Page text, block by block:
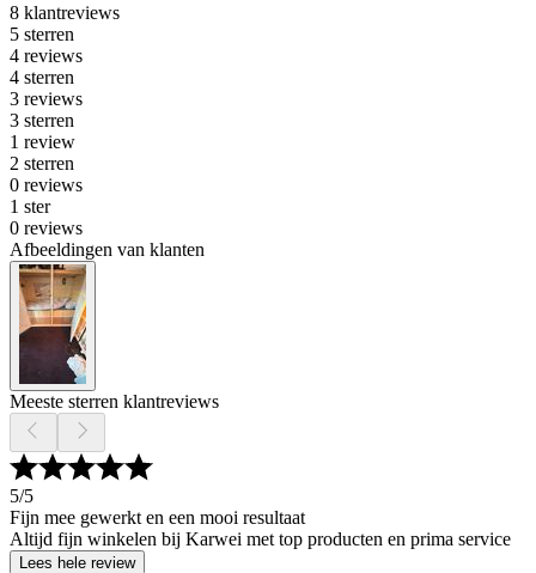
8 klantreviews
5 sterren
4 reviews
4 sterren
3 reviews
3 sterren
1 review
2 sterren
0 reviews
1 ster
0 reviews
Afbeeldingen van klanten
Meeste sterren klantreviews
5/5
Fijn mee gewerkt en een mooi resultaat
Altijd fijn winkelen bij Karwei met top producten en prima service
Lees hele review